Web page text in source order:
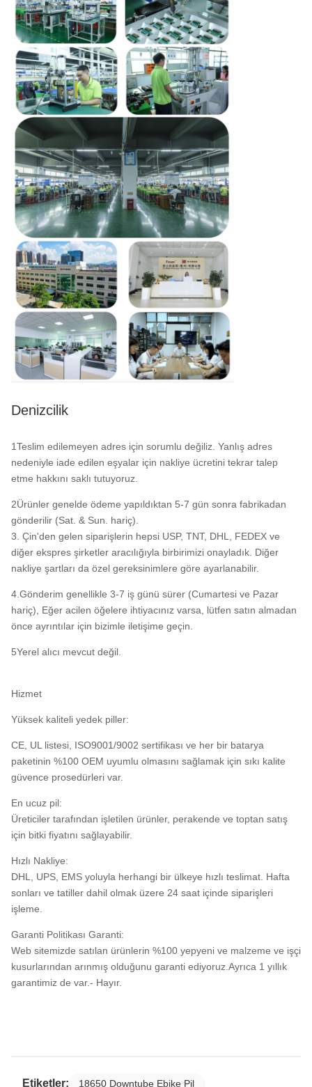
Denizcilik
1Teslim edilemeyen adres için sorumlu değiliz. Yanlış adres
nedeniyle iade edilen eşyalar için nakliye ücretini tekrar talep
etme hakkını saklı tutuyoruz.
2Ürünler genelde ödeme yapıldıktan 5-7 gün sonra fabrikadan
gönderilir (Sat. & Sun. hariç).
3. Çin'den gelen siparişlerin hepsi USP, TNT, DHL, FEDEX ve
diğer ekspres şirketler aracılığıyla birbirimizi onayladık. Diğer
nakliye şartları da özel gereksinimlere göre ayarlanabilir.
4.Gönderim genellikle 3-7 iş günü sürer (Cumartesi ve Pazar
hariç), Eğer acilen öğelere ihtiyacınız varsa, lütfen satın almadan
önce ayrıntılar için bizimle iletişime geçin.
5Yerel alıcı mevcut değil.
Hizmet
Yüksek kaliteli yedek piller:
CE, UL listesi, ISO9001/9002 sertifikası ve her bir batarya
paketinin %100 OEM uyumlu olmasını sağlamak için sıkı kalite
güvence prosedürleri var.
En ucuz pil:
Üreticiler tarafından işletilen ürünler, perakende ve toptan satış
için bitki fiyatını sağlayabilir.
Hızlı Nakliye:
DHL, UPS, EMS yoluyla herhangi bir ülkeye hızlı teslimat. Hafta
sonları ve tatiller dahil olmak üzere 24 saat içinde siparişleri
işleme.
Garanti Politikası Garanti:
Web sitemizde satılan ürünlerin %100 yepyeni ve malzeme ve işçi
kusurlarından arınmış olduğunu garanti ediyoruz.Ayrıca 1 yıllık
garantimiz de var.- Hayır.
Etiketler:
18650 Downtube Ebike Pil